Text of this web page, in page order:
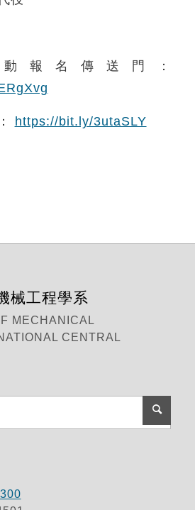
報名傳送門：
https://bit.ly/3utaSLY
械工程學系
MECHANICAL
CENTRAL